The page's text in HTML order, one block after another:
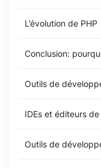
L’évolution de PHP
Conclusion:
Outils de
IDEs et éditeurs
Outils de